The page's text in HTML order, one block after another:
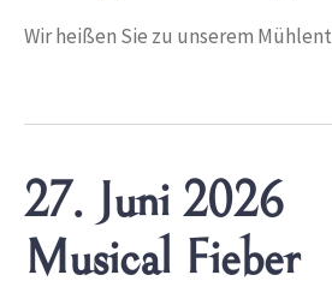
Wir heißen Sie zu unserem
27. Juni 2026
Musical Fieber